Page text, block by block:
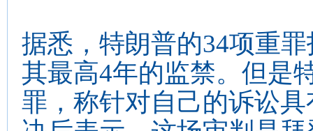
据悉，特朗普的34项重
其最高4年的监禁。但是
罪，称针对自己的诉讼